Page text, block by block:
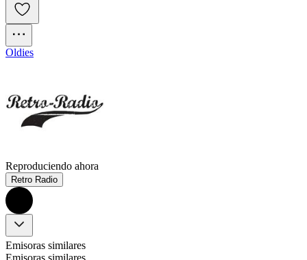
Oldies
Reproduciendo ahora
Retro Radio
Emisoras similares
Emisoras similares